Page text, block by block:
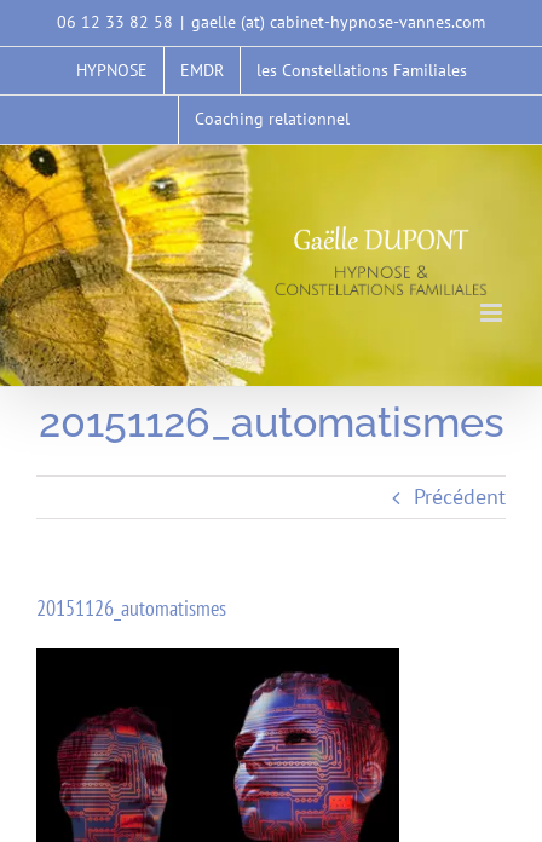
Passer
au
06 12 33 82 58 | gaelle (at) cabinet-hypnose-vannes.com
HYPNOSE EMDR les Constellations Familiales
Coaching relationnel
20151126_automatismes
Précédent
20151126_automatismes